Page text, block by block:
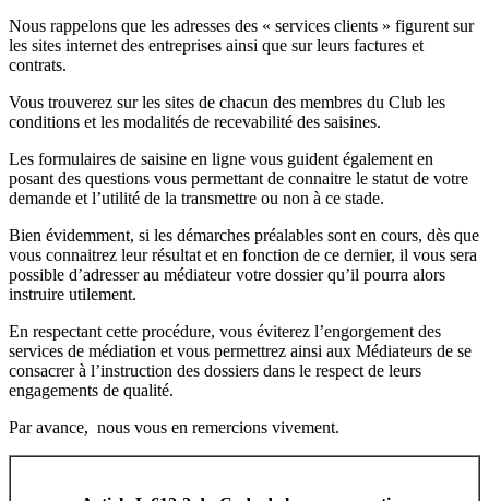
Nous rappelons que les adresses des « services clients » figurent sur
les sites internet des entreprises ainsi que sur leurs factures et
contrats.
Vous trouverez sur les sites de chacun des membres du Club les
conditions et les modalités de recevabilité des saisines.
Les formulaires de saisine en ligne vous guident également en
posant des questions vous permettant de connaitre le statut de votre
demande et l’utilité de la transmettre ou non à ce stade.
Bien évidemment, si les démarches préalables sont en cours, dès que
vous connaitrez leur résultat et en fonction de ce dernier, il vous sera
possible d’adresser au médiateur votre dossier qu’il pourra alors
instruire utilement.
En respectant cette procédure, vous éviterez l’engorgement des
services de médiation et vous permettrez ainsi aux Médiateurs de se
consacrer à l’instruction des dossiers dans le respect de leurs
engagements de qualité.
Par avance, nous vous en remercions vivement.